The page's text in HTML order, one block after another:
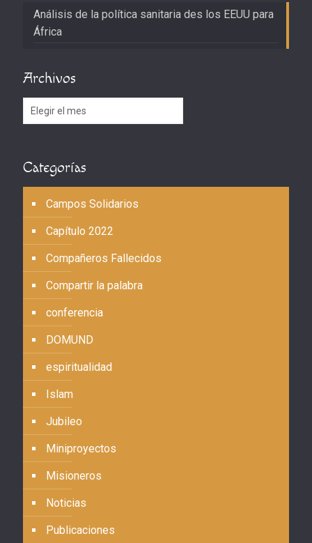
Análisis de la política sanitaria des los EEUU para
África
Archivos
Archivos
Categorías
Campos Solidarios
Capítulo 2022
Compañeros Fallecidos
Compartir la palabra
conferencia
DOMUND
espiritualidad
Islam
Jubileo
Miniproyectos
Misioneros
Noticias
Publicaciones